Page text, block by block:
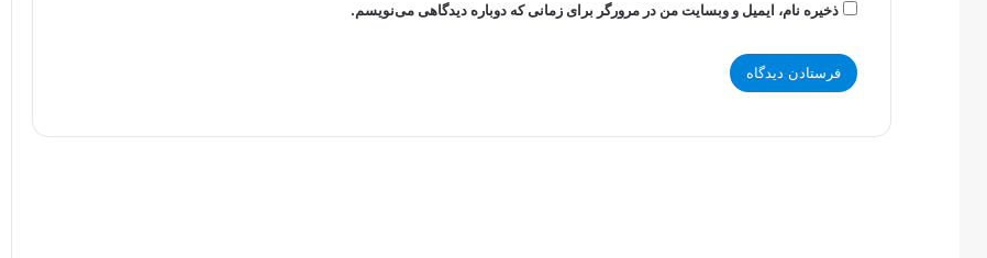
ذخیره نام، ایمیل و وبسایت من در مرورگر برای زمانی که دوباره دیدگاهی می‌نویسم.